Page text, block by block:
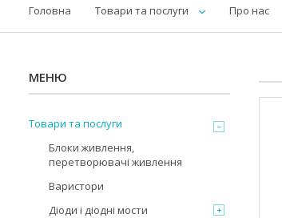
Головна Товари та послуги Про нас
Товари та послуги
Блоки живлення,
перетворювачі живлення
Варистори
Діоди і діодні мости